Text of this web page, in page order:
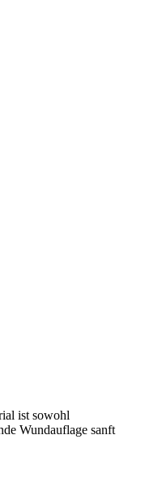
ist sowohl
Wundauflage sanft